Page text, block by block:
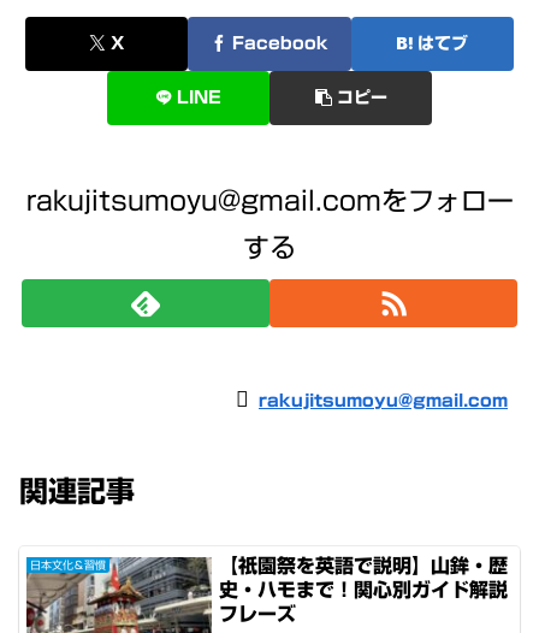
X Facebook はてブ
LINE コピー
rakujitsumoyu@gmail.comをフォロー
する
rakujitsumoyu@gmail.com
関連記事
日本文化＆習慣
【祇園祭を英語で説明】山鉾・歴
史・ハモまで！関心別ガイド解説
フレーズ